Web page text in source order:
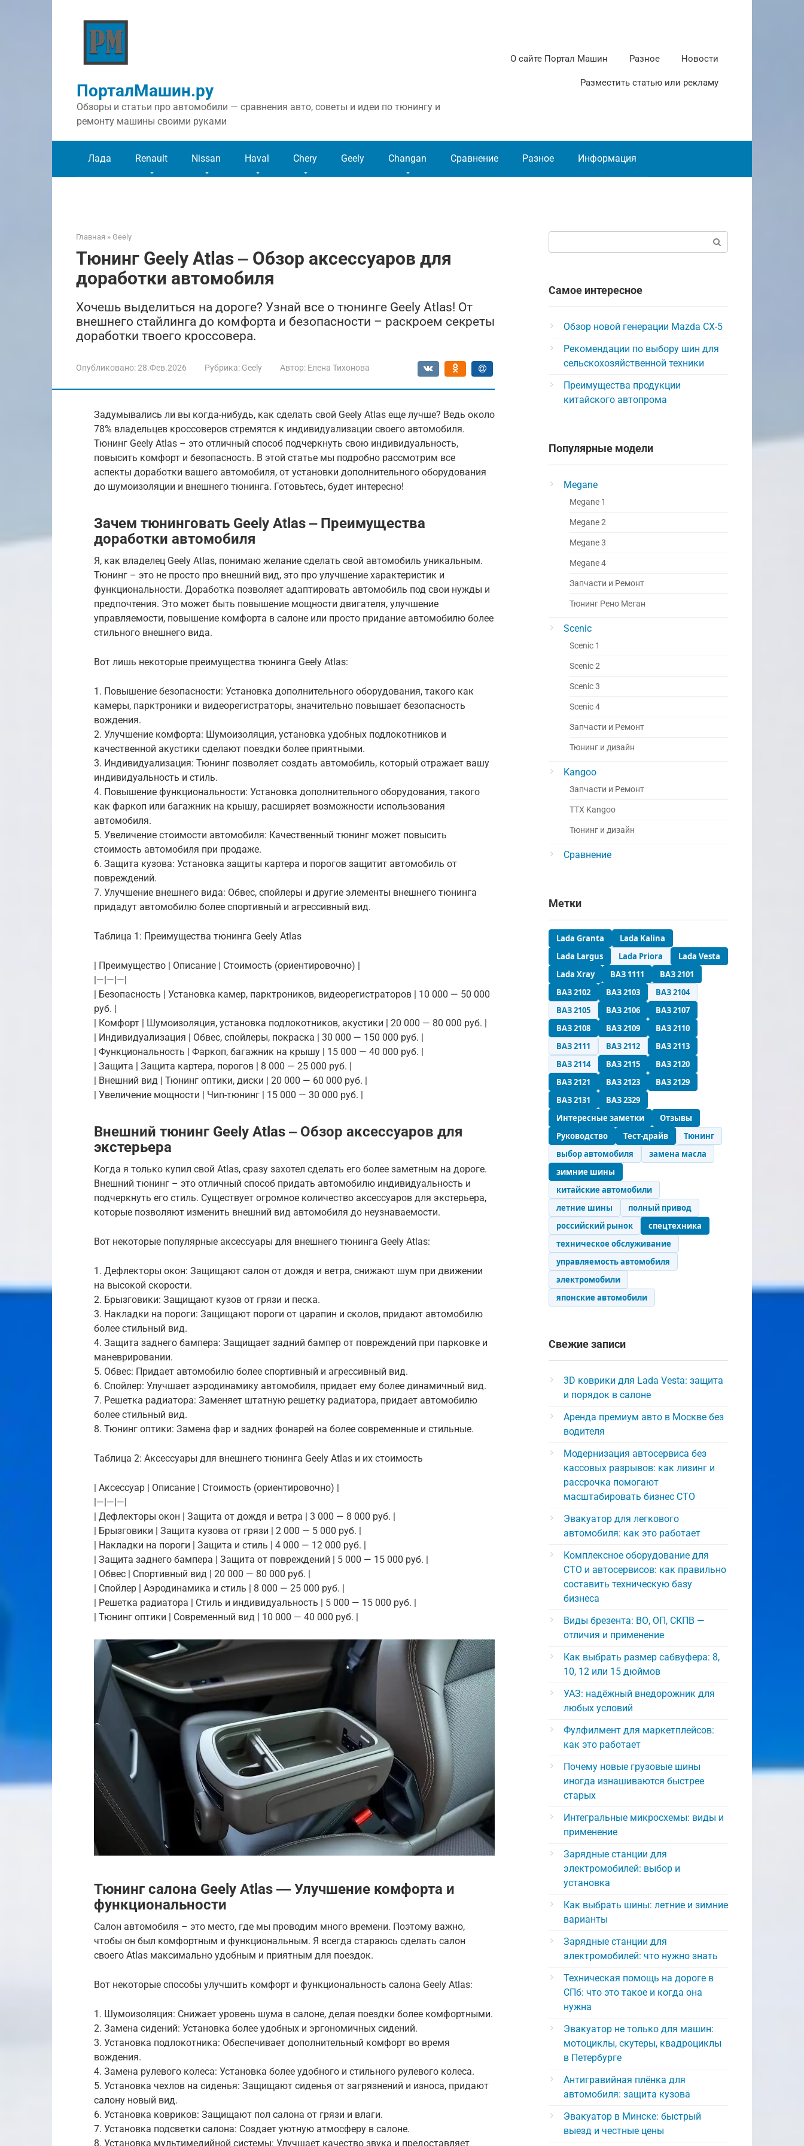
ПорталМашин.ру
Обзоры и статьи про автомобили — сравнения авто, советы и идеи по тюнингу и
ремонту машины своими руками
О сайте Портал Машин Разное Новости
Разместить статью или рекламу
Лада Renault Nissan Haval Chery Geely Changan Сравнение Разное Информация
Главная » Geely
Тюнинг Geely Atlas ‒ Обзор аксессуаров для
доработки автомобиля
Хочешь выделиться на дороге? Узнай все о тюнинге Geely Atlas! От
внешнего стайлинга до комфорта и безопасности – раскроем секреты
доработки твоего кроссовера.
Опубликовано:28.Фев.2026 Рубрика: Geely Автор: Елена Тихонова
Задумывались ли вы когда-нибудь, как сделать свой Geely Atlas еще лучше? Ведь около
78% владельцев кроссоверов стремятся к индивидуализации своего автомобиля.
Тюнинг Geely Atlas – это отличный способ подчеркнуть свою индивидуальность,
повысить комфорт и безопасность. В этой статье мы подробно рассмотрим все
аспекты доработки вашего автомобиля, от установки дополнительного оборудования
до шумоизоляции и внешнего тюнинга. Готовьтесь, будет интересно!
Зачем тюнинговать Geely Atlas ‒ Преимущества
доработки автомобиля
Я, как владелец Geely Atlas, понимаю желание сделать свой автомобиль уникальным.
Тюнинг – это не просто про внешний вид, это про улучшение характеристик и
функциональности. Доработка позволяет адаптировать автомобиль под свои нужды и
предпочтения. Это может быть повышение мощности двигателя, улучшение
управляемости, повышение комфорта в салоне или просто придание автомобилю более
стильного внешнего вида.
Вот лишь некоторые преимущества тюнинга Geely Atlas:
1. Повышение безопасности: Установка дополнительного оборудования, такого как
камеры, парктроники и видеорегистраторы, значительно повышает безопасность
вождения.
2. Улучшение комфорта: Шумоизоляция, установка удобных подлокотников и
качественной акустики сделают поездки более приятными.
3. Индивидуализация: Тюнинг позволяет создать автомобиль, который отражает вашу
индивидуальность и стиль.
4. Повышение функциональности: Установка дополнительного оборудования, такого
как фаркоп или багажник на крышу, расширяет возможности использования
автомобиля.
5. Увеличение стоимости автомобиля: Качественный тюнинг может повысить
стоимость автомобиля при продаже.
6. Защита кузова: Установка защиты картера и порогов защитит автомобиль от
повреждений.
7. Улучшение внешнего вида: Обвес, спойлеры и другие элементы внешнего тюнинга
придадут автомобилю более спортивный и агрессивный вид.
Таблица 1: Преимущества тюнинга Geely Atlas
| Преимущество | Описание | Стоимость (ориентировочно) |
|—|—|—|
| Безопасность | Установка камер, парктроников, видеорегистраторов | 10 000 — 50 000
руб. |
| Комфорт | Шумоизоляция, установка подлокотников, акустики | 20 000 — 80 000 руб. |
| Индивидуализация | Обвес, спойлеры, покраска | 30 000 — 150 000 руб. |
| Функциональность | Фаркоп, багажник на крышу | 15 000 — 40 000 руб. |
| Защита | Защита картера, порогов | 8 000 — 25 000 руб. |
| Внешний вид | Тюнинг оптики, диски | 20 000 — 60 000 руб. |
| Увеличение мощности | Чип-тюнинг | 15 000 — 30 000 руб. |
Внешний тюнинг Geely Atlas ‒ Обзор аксессуаров для
экстерьера
Когда я только купил свой Atlas, сразу захотел сделать его более заметным на дороге.
Внешний тюнинг – это отличный способ придать автомобилю индивидуальность и
подчеркнуть его стиль. Существует огромное количество аксессуаров для экстерьера,
которые позволяют изменить внешний вид автомобиля до неузнаваемости.
Вот некоторые популярные аксессуары для внешнего тюнинга Geely Atlas:
1. Дефлекторы окон: Защищают салон от дождя и ветра, снижают шум при движении
на высокой скорости.
2. Брызговики: Защищают кузов от грязи и песка.
3. Накладки на пороги: Защищают пороги от царапин и сколов, придают автомобилю
более стильный вид.
4. Защита заднего бампера: Защищает задний бампер от повреждений при парковке и
маневрировании.
5. Обвес: Придает автомобилю более спортивный и агрессивный вид.
6. Спойлер: Улучшает аэродинамику автомобиля, придает ему более динамичный вид.
7. Решетка радиатора: Заменяет штатную решетку радиатора, придает автомобилю
более стильный вид.
8. Тюнинг оптики: Замена фар и задних фонарей на более современные и стильные.
Таблица 2: Аксессуары для внешнего тюнинга Geely Atlas и их стоимость
| Аксессуар | Описание | Стоимость (ориентировочно) |
|—|—|—|
| Дефлекторы окон | Защита от дождя и ветра | 3 000 — 8 000 руб. |
| Брызговики | Защита кузова от грязи | 2 000 — 5 000 руб. |
| Накладки на пороги | Защита и стиль | 4 000 — 12 000 руб. |
| Защита заднего бампера | Защита от повреждений | 5 000 — 15 000 руб. |
| Обвес | Спортивный вид | 20 000 — 80 000 руб. |
| Спойлер | Аэродинамика и стиль | 8 000 — 25 000 руб. |
| Решетка радиатора | Стиль и индивидуальность | 5 000 — 15 000 руб. |
| Тюнинг оптики | Современный вид | 10 000 — 40 000 руб. |
Тюнинг салона Geely Atlas ― Улучшение комфорта и
функциональности
Салон автомобиля – это место, где мы проводим много времени. Поэтому важно,
чтобы он был комфортным и функциональным. Я всегда стараюсь сделать салон
своего Atlas максимально удобным и приятным для поездок.
Вот некоторые способы улучшить комфорт и функциональность салона Geely Atlas:
1. Шумоизоляция: Снижает уровень шума в салоне, делая поездки более комфортными.
2. Замена сидений: Установка более удобных и эргономичных сидений.
3. Установка подлокотника: Обеспечивает дополнительный комфорт во время
вождения.
4. Замена рулевого колеса: Установка более удобного и стильного рулевого колеса.
5. Установка чехлов на сиденья: Защищают сиденья от загрязнений и износа, придают
салону новый вид.
6. Установка ковриков: Защищают пол салона от грязи и влаги.
7. Установка подсветки салона: Создает уютную атмосферу в салоне.
8. Установка мультимедийной системы: Улучшает качество звука и предоставляет
Самое интересное
Обзор новой генерации Mazda CX-5
Рекомендации по выбору шин для
сельскохозяйственной техники
Преимущества продукции
китайского автопрома
Популярные модели
Megane
Megane 1
Megane 2
Megane 3
Megane 4
Запчасти и Ремонт
Тюнинг Рено Меган
Scenic
Scenic 1
Scenic 2
Scenic 3
Scenic 4
Запчасти и Ремонт
Тюнинг и дизайн
Kangoo
Запчасти и Ремонт
ТТХ Kangoo
Тюнинг и дизайн
Сравнение
Метки
Lada Granta
Lada Kalina
Lada Largus
Lada Priora
Lada Vesta
Lada Xray
ВАЗ 1111
ВАЗ 2101
ВАЗ 2102
ВАЗ 2103
ВАЗ 2104
ВАЗ 2105
ВАЗ 2106
ВАЗ 2107
ВАЗ 2108
ВАЗ 2109
ВАЗ 2110
ВАЗ 2111
ВАЗ 2112
ВАЗ 2113
ВАЗ 2114
ВАЗ 2115
ВАЗ 2120
ВАЗ 2121
ВАЗ 2123
ВАЗ 2129
ВАЗ 2131
ВАЗ 2329
Интересные заметки
Отзывы
Руководство
Тест-драйв
Тюнинг
выбор автомобиля
замена масла
зимние шины
китайские автомобили
летние шины
полный привод
российский рынок
спецтехника
техническое обслуживание
управляемость автомобиля
электромобили
японские автомобили
Свежие записи
3D коврики для Lada Vesta: защита
и порядок в салоне
Аренда премиум авто в Москве без
водителя
Модернизация автосервиса без
кассовых разрывов: как лизинг и
рассрочка помогают
масштабировать бизнес СТО
Эвакуатор для легкового
автомобиля: как это работает
Комплексное оборудование для
СТО и автосервисов: как правильно
составить техническую базу
бизнеса
Виды брезента: ВО, ОП, СКПВ —
отличия и применение
Как выбрать размер сабвуфера: 8,
10, 12 или 15 дюймов
УАЗ: надёжный внедорожник для
любых условий
Фулфилмент для маркетплейсов:
как это работает
Почему новые грузовые шины
иногда изнашиваются быстрее
старых
Интегральные микросхемы: виды и
применение
Зарядные станции для
электромобилей: выбор и
установка
Как выбрать шины: летние и зимние
варианты
Зарядные станции для
электромобилей: что нужно знать
Техническая помощь на дороге в
СПб: что это такое и когда она
нужна
Эвакуатор не только для машин:
мотоциклы, скутеры, квадроциклы
в Петербурге
Антигравийная плёнка для
автомобиля: защита кузова
Эвакуатор в Минске: быстрый
выезд и честные цены